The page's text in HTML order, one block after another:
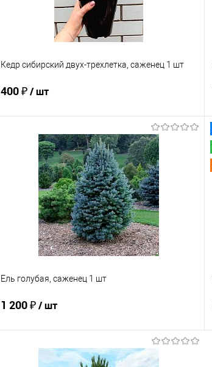
Кедр сибирский двух-трехлетка, саженец 1 шт
400 ₽/ шт
В корзину
Купить в 1 клик
Сравнение
В избранное
В наличии
Ель голубая, саженец 1 шт
1 200 ₽/ шт
Подписаться